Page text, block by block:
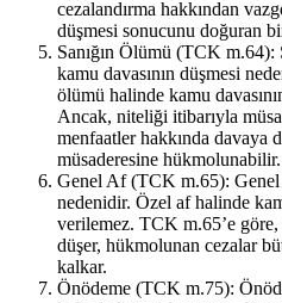
cezalandırma hakkından
düşmesi sonucunu doğuran
Sanığın Ölümü (TCK m.64):
kamu davasının düşmesi
ölümü halinde kamu
Ancak, niteliği itibarıyla
menfaatler hakkında davaya
müsaderesine hükmolunabilir.
Genel Af (TCK m.65): Genel
nedenidir. Özel af halinde
verilemez. TCK m.65’e
düşer, hükmolunan cezalar
kalkar.
Önödeme (TCK m.75):